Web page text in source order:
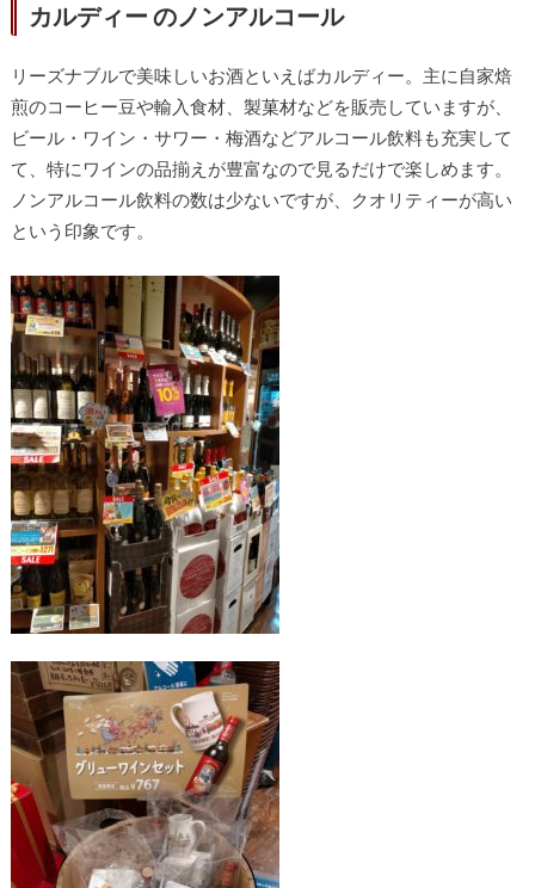
カルディー のノンアルコール
リーズナブルで美味しいお酒といえばカルディー。主に自家焙
煎のコーヒー豆や輸入食材、製菓材などを販売していますが、
ビール・ワイン・サワー・梅酒などアルコール飲料も充実して
て、特にワインの品揃えが豊富なので見るだけで楽しめます。
ノンアルコール飲料の数は少ないですが、クオリティーが高い
という印象です。